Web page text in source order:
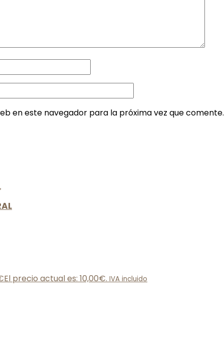
en este navegador para la próxima vez que comente.
El precio actual es: 10,00€. IVA incluido